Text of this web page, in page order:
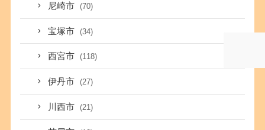
尼崎市 (70)
宝塚市 (34)
西宮市 (118)
伊丹市 (27)
川西市 (21)